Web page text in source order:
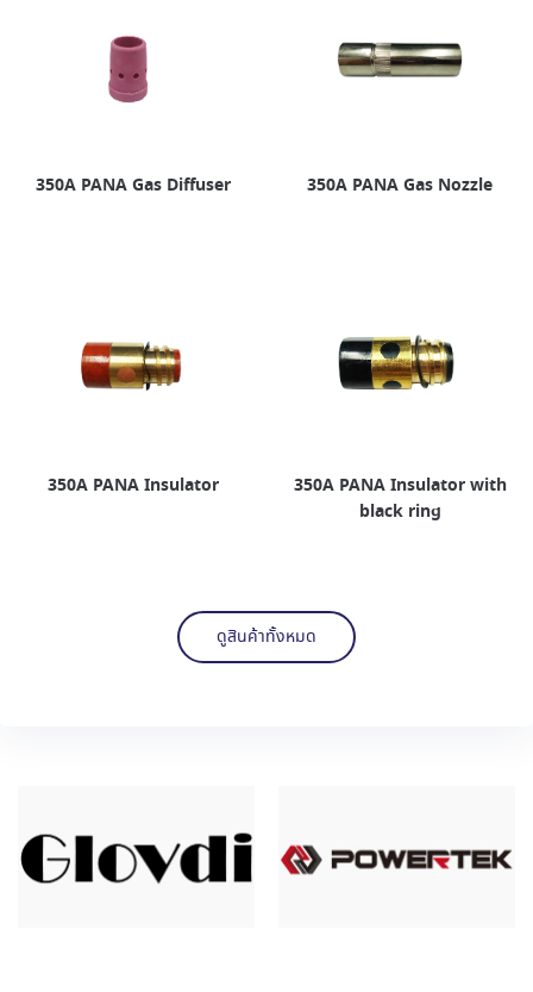
350A PANA Gas Diffuser 350A PANA Gas Nozzle
350A PANA Insulator
350A PANA Insulator with
black ring
ดูสินค้าทั้งหมด